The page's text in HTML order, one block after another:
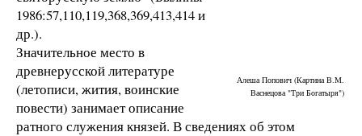
Алеша Попович (Картина В.М.
Васнецова "Три Богатыря")
1986:57,110,119,368,369,413,414 и
др.).
Значительное место в
древнерусской литературе
(летописи, жития, воинские
повести) занимает описание
ратного служения князей. В сведениях об этом